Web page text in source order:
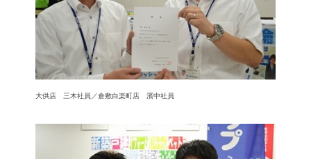
大供店 三木社員／倉敷白楽町店 濱中社員